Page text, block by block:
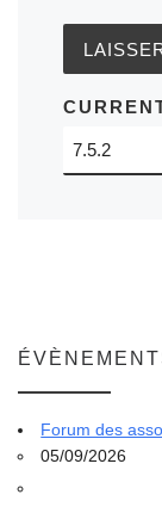
Forum des
05/09/2026